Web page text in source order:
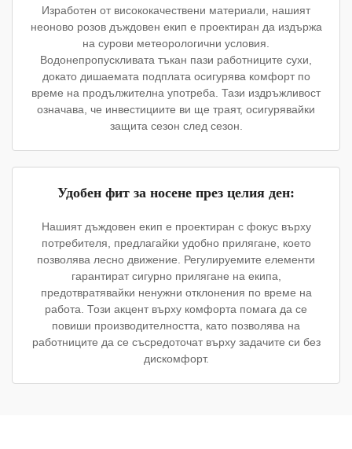
Изработен от висококачествени материали, нашият
неоново розов дъждовен екип е проектиран да издържа
на сурови метеорологични условия.
Водонепропускливата тъкан пази работниците сухи,
докато дишаемата подплата осигурява комфорт по
време на продължителна употреба. Тази издръжливост
означава, че инвестициите ви ще траят, осигурявайки
защита сезон след сезон.
Удобен фит за носене през целия ден:
Нашият дъждовен екип е проектиран с фокус върху
потребителя, предлагайки удобно прилягане, което
позволява лесно движение. Регулируемите елементи
гарантират сигурно прилягане на екипа,
предотвратявайки ненужни отклонения по време на
работа. Този акцент върху комфорта помага да се
повиши производителността, като позволява на
работниците да се съсредоточат върху задачите си без
дискомфорт.